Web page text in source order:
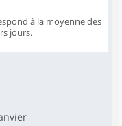
à la moyenne des
jours.